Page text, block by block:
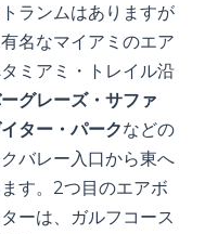
トランムはありますが
名なマイアミのエア
ミアミ・トレイル沿
グレーズ・サファ
ター・パークなどの
バレー入口から東へ
す。2つ目のエアボ
ーは、ガルフコース